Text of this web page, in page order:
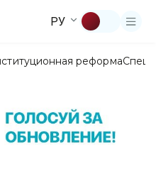
РУ
реформа